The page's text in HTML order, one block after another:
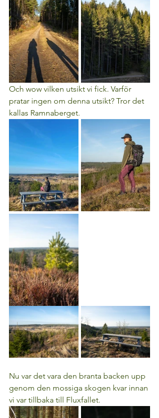
Och wow vilken utsikt vi fick. Varför
pratar ingen om denna utsikt? Tror det
kallas Ramnaberget.
Nu var det vara den branta backen upp
genom den mossiga skogen kvar innan
vi var tillbaka till Fluxfallet.